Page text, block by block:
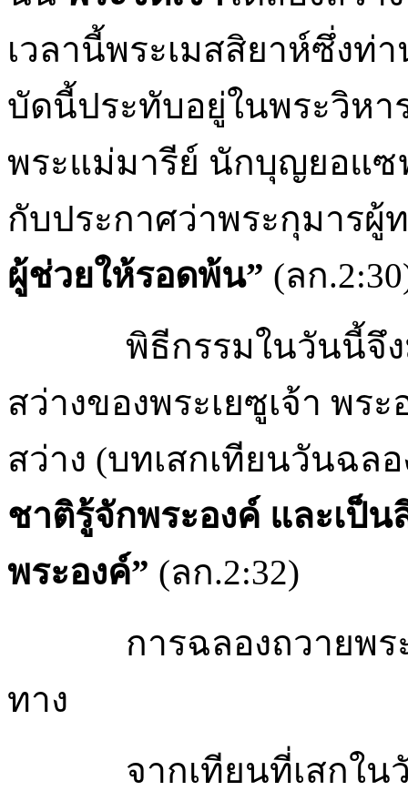
เวลานี้พระเมสสิยาห์ซึ่งท่
บัดนี้ประทับอยู่ในพระวิหา
พระแม่มารีย์ นักบุญยอแซ
กับประกาศว่าพระกุมาร
ผู้ช่วยให้รอดพ้น” (ลก
พิธีกรรมในวันนี้จึ
สว่างของพระเยซูเจ้า พร
สว่าง (บทเสกเทียนวันฉล
ชาติรู้จักพระองค์ และเป็น
พระองค์” (ลก.2:32)
การฉลองถวายพร
ทาง
จากเทียนที่เสกใ